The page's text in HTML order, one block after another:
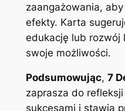
zaangażowania,
efekty. Karta
edukację lub rozwój
swoje możliwości.
Podsumowując, 7
zaprasza do
sukcesami i stawia